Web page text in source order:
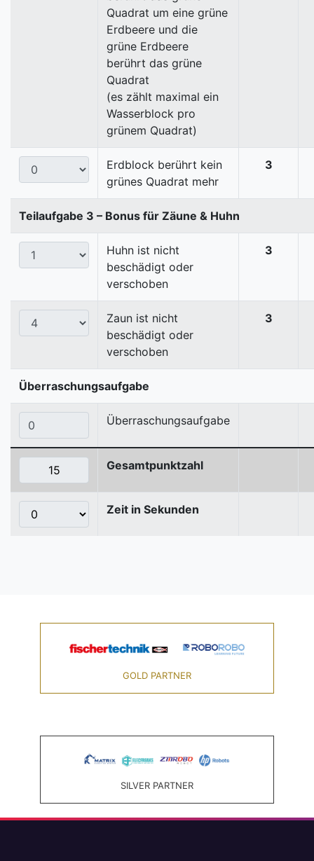
Quadrat um eine grüne
Erdbeere und die
grüne Erdbeere
berührt das grüne
Quadrat
(es zählt maximal ein
Wasserblock pro
grünem Quadrat)
Erdblock berührt kein
grünes Quadrat mehr
3
Teilaufgabe 3 – Bonus für Zäune & Huhn
Huhn ist nicht
beschädigt oder
verschoben
3
Zaun ist nicht
beschädigt oder
verschoben
3
Überraschungsaufgabe
Überraschungsaufgabe
Gesamtpunktzahl
Zeit in Sekunden
GOLD PARTNER
SILVER PARTNER